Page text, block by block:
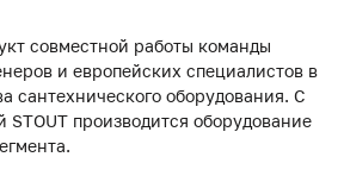
совместной работы команды
и европейских специалистов в
сантехнического оборудования. С
STOUT производится оборудование